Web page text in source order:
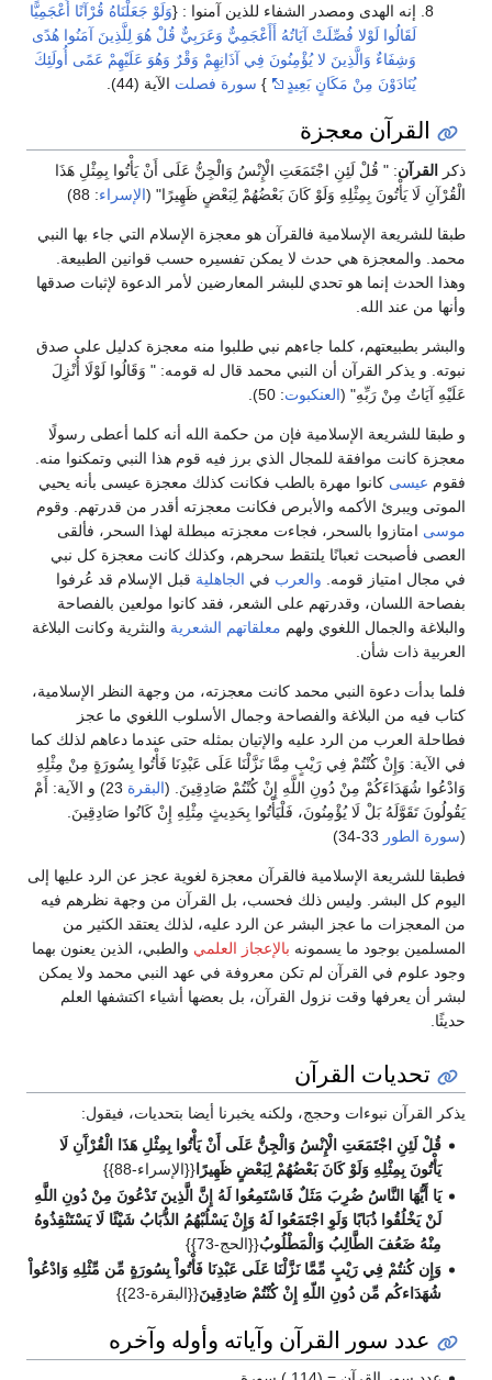
إنه الهدى ومصدر الشفاء للذين آمنوا : {وَلَوْ جَعَلْنَاهُ قُرْآنًا أَعْجَمِيًّا
لَقَالُوا لَوْلا فُصِّلَتْ آيَاتُهُ أَأَعْجَمِيٌّ وَعَرَبِيٌّ قُلْ هُوَ لِلَّذِينَ آمَنُوا هُدًى
وَشِفَاءٌ وَالَّذِينَ لا يُؤْمِنُونَ فِي آذَانِهِمْ وَقْرٌ وَهُوَ عَلَيْهِمْ عَمًى أُولَئِكَ
يُنَادَوْنَ مِنْ مَكَانٍ بَعِيدٍ
} سورة فصلت الآية (44).
القرآن معجزة
ذكر القرآن: " قُلْ لَئِنِ اجْتَمَعَتِ الْإِنْسُ وَالْجِنُّ عَلَى أَنْ يَأْتُوا بِمِثْلِ هَذَا
الْقُرْآنِ لَا يَأْتُونَ بِمِثْلِهِ وَلَوْ كَانَ بَعْضُهُمْ لِبَعْضٍ ظَهِيرًا" (الإسراء: 88)
طبقا للشريعة الإسلامية فالقرآن هو معجزة الإسلام التي جاء بها النبي
محمد. والمعجزة هي حدث لا يمكن تفسيره حسب قوانين الطبيعة.
وهذا الحدث إنما هو تحدي للبشر المعارضين لأمر الدعوة لإثبات صدقها
وأنها من عند الله.
والبشر بطبيعتهم، كلما جاءهم نبي طلبوا منه معجزة كدليل على صدق
نبوته. و يذكر القرآن أن النبي محمد قال له قومه: " وَقَالُوا لَوْلَا أُنْزِلَ
عَلَيْهِ آيَاتٌ مِنْ رَبِّهِ" (العنكبوت: 50).
و طبقا للشريعة الإسلامية فإن من حكمة الله أنه كلما أعطى رسولًا
معجزة كانت موافقة للمجال الذي برز فيه قوم هذا النبي وتمكنوا منه.
فقوم عيسى كانوا مهرة بالطب فكانت كذلك معجزة عيسى بأنه يحيي
الموتى ويبرئ الأكمه والأبرص فكانت معجزته أقدر من قدرتهم. وقوم
موسى امتازوا بالسحر، فجاءت معجزته مبطلة لهذا السحر، فألقى
العصى فأصبحت ثعبانًا يلتقط سحرهم، وكذلك كانت معجزة كل نبي
في مجال امتياز قومه. والعرب في الجاهلية قبل الإسلام قد عُرفوا
بفصاحة اللسان، وقدرتهم على الشعر، فقد كانوا مولعين بالفصاحة
والبلاغة والجمال اللغوي ولهم معلقاتهم الشعرية والنثرية وكانت البلاغة
العربية ذات شأن.
فلما بدأت دعوة النبي محمد كانت معجزته، من وجهة النظر الإسلامية،
كتاب فيه من البلاغة والفصاحة وجمال الأسلوب اللغوي ما عجز
فطاحلة العرب من الرد عليه والإتيان بمثله حتى عندما دعاهم لذلك كما
في الآية: وَإِنْ كُنْتُمْ فِي رَيْبٍ مِمَّا نَزَّلْنَا عَلَى عَبْدِنَا فَأْتُوا بِسُورَةٍ مِنْ مِثْلِهِ
وَادْعُوا شُهَدَاءَكُمْ مِنْ دُونِ اللَّهِ إِنْ كُنْتُمْ صَادِقِينَ. (البقرة
23) و الآية: أَمْ
يَقُولُونَ تَقَوَّلَهُ بَلْ لَا يُؤْمِنُونَ، فَلْيَأْتُوا بِحَدِيثٍ مِثْلِهِ إِنْ كَانُوا صَادِقِينَ.
(سورة الطور
فطبقا للشريعة الإسلامية فالقرآن معجزة لغوية عجز عن الرد عليها إلى
اليوم كل البشر. وليس ذلك فحسب، بل القرآن من وجهة نظرهم فيه
من المعجزات ما عجز البشر عن الرد عليه، لذلك يعتقد الكثير من
المسلمين بوجود ما يسمونه بالإعجاز العلمي والطبي، الذين يعنون بهما
وجود علوم في القرآن لم تكن معروفة في عهد النبي محمد ولا يمكن
لبشر أن يعرفها وقت نزول القرآن، بل بعضها أشياء اكتشفها العلم
حديثًا.
تحديات القرآن
يذكر القرآن نبوءات وحجج، ولكنه يخبرنا أيضا بتحديات، فيقول:
قُلْ لَئِنِ اجْتَمَعَتِ الْإِنْسُ وَالْجِنُّ عَلَى أَنْ يَأْتُوا بِمِثْلِ هَذَا الْقُرْآَنِ لَا
يَأْتُونَ بِمِثْلِهِ وَلَوْ كَانَ بَعْضُهُمْ لِبَعْضٍ ظَهِيرًا{{الإسراء-88}}
يَا أَيُّهَا النَّاسُ ضُرِبَ مَثَلٌ فَاسْتَمِعُوا لَهُ إِنَّ الَّذِينَ تَدْعُونَ مِنْ دُونِ اللَّهِ
لَنْ يَخْلُقُوا ذُبَابًا وَلَوِ اجْتَمَعُوا لَهُ وَإِنْ يَسْلُبْهُمُ الذُّبَابُ شَيْئًا لَا يَسْتَنْقِذُوهُ
مِنْهُ ضَعُفَ الطَّالِبُ وَالْمَطْلُوبُ{{الحج-73}}
وَإِن كُنتُمْ فِي رَيْبٍ مِّمَّا نَزَّلْنَا عَلَى عَبْدِنَا فَأْتُواْ بِسُورَةٍ مِّن مِّثْلِهِ وَادْعُواْ
شُهَدَاءكُم مِّن دُونِ اللّهِ إِنْ كُنْتُمْ صَادِقِينَ{{البقرة-23}}
عدد سور القرآن وآياته وأوله وآخره